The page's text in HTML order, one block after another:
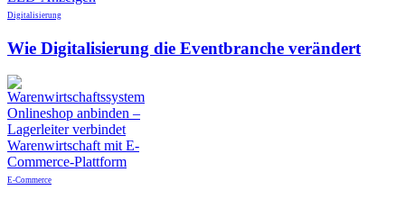
Digitalisierung
Wie Digitalisierung die Eventbranche verändert
E-Commerce